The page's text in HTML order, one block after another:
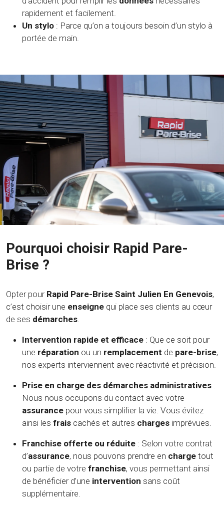
rapidement et facilement.
Un stylo : Parce qu’on a toujours besoin d’un stylo à
portée de main.
Pourquoi choisir Rapid Pare-
Brise ?
Opter pour Rapid Pare-Brise Saint Julien En Genevois,
c’est choisir une enseigne qui place ses clients au cœur
de ses démarches.
Intervention rapide et efficace : Que ce soit pour
une réparation ou un remplacement de pare-brise,
nos experts interviennent avec réactivité et précision.
Prise en charge des démarches administratives :
Nous nous occupons du contact avec votre
assurance pour vous simplifier la vie. Vous évitez
ainsi les frais cachés et autres charges imprévues.
Franchise offerte ou réduite : Selon votre contrat
d’assurance, nous pouvons prendre en charge tout
ou partie de votre franchise, vous permettant ainsi
de bénéficier d’une intervention sans coût
supplémentaire.